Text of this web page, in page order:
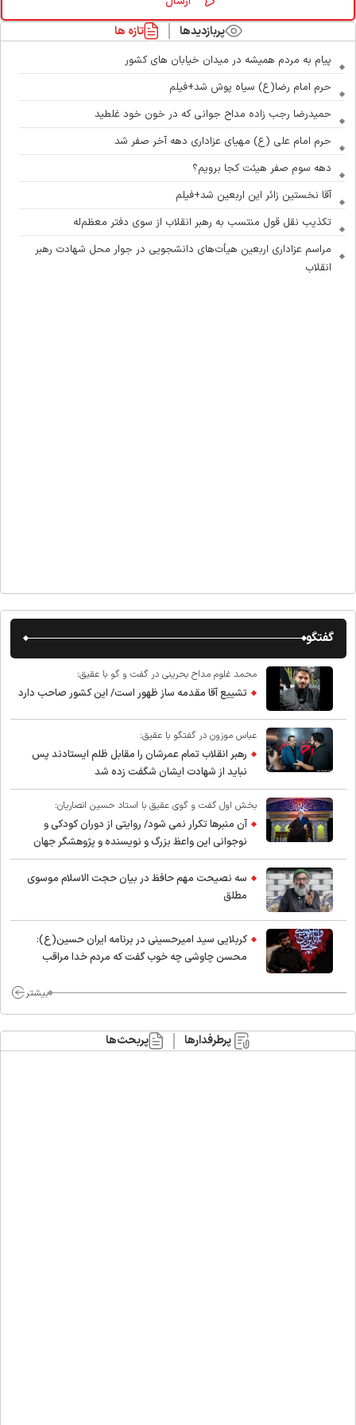
پربازدیدها تازه ها
پیام به مردم همیشه در میدان خیابان های کشور
حرم امام رضا(ع) سیاه پوش شد+فیلم
حمیدرضا رجب زاده مداح جوانی که در خون خود غلطید
حرم امام علی (ع) مهیای عزاداری دهه آخر صفر شد
دهه سوم صفر هیئت کجا برویم؟
آقا نخستین زائر این اربعین شد+فیلم
تکذیب نقل قول منتسب به رهبر انقلاب از سوی دفتر معظم‌له
مراسم عزاداری اربعین هیأت‌های دانشجویی در جوار محل شهادت رهبر
انقلاب
گفتگو
محمد غلوم مداح بحرینی در گفت و گو با عقیق:
تشییع آقا مقدمه ساز ظهور است/ این کشور صاحب دارد
عباس موزون در گفتگو با عقیق:
رهبر انقلاب تمام عمرشان را مقابل ظلم ایستادند پس
نباید از شهادت ایشان شگفت زده شد
بخش اول گفت و گوی عقیق با استاد حسین انصاریان:
آن منبرها تکرار نمی شود/ روایتی از دوران کودکی و
نوجوانی این واعظ بزرگ و نویسنده و پژوهشگر جهان
اسلام
سه نصیحت مهم حافظ در بیان حجت الاسلام موسوی
مطلق
کربلایی سید امیر‌حسینی در برنامه ایران حسین(ع):
محسن چاوشی چه خوب گفت که مردم خدا مراقب
بیشتر
پرطرفدارها پربحث‌ها